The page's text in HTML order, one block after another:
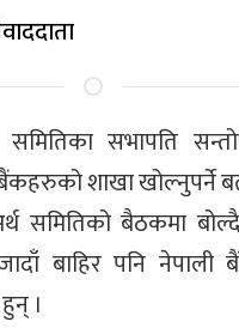
समितिका सभापति
शाखा खोल्नुपर्ने
समितिको बैठकमा
बाहिर पनि नेपाली
।